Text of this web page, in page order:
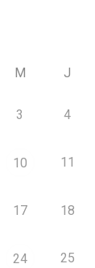
M J
3 4
10 11
17 18
24 25